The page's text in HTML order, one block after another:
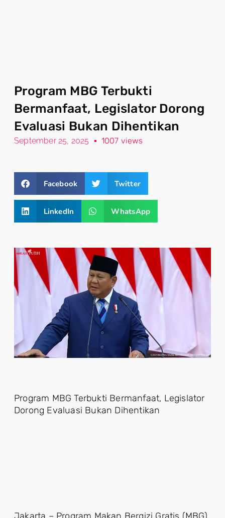
Program MBG Terbukti
Bermanfaat, Legislator Dorong
Evaluasi Bukan Dihentikan
September 25, 2025 1007 views
Facebook Twitter
LinkedIn WhatsApp
Program MBG Terbukti Bermanfaat, Legislator
Dorong Evaluasi Bukan Dihentikan